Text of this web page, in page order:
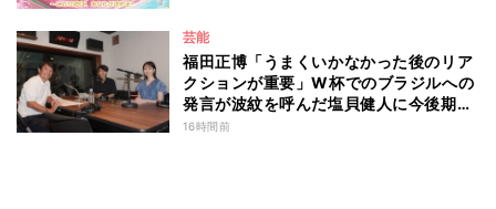
芸能
福田正博「うまくいかなかった後のリア
クションが重要」W杯でのブラジルへの
発言が波紋を呼んだ塩貝健人に今後期待
することは？
16時間前